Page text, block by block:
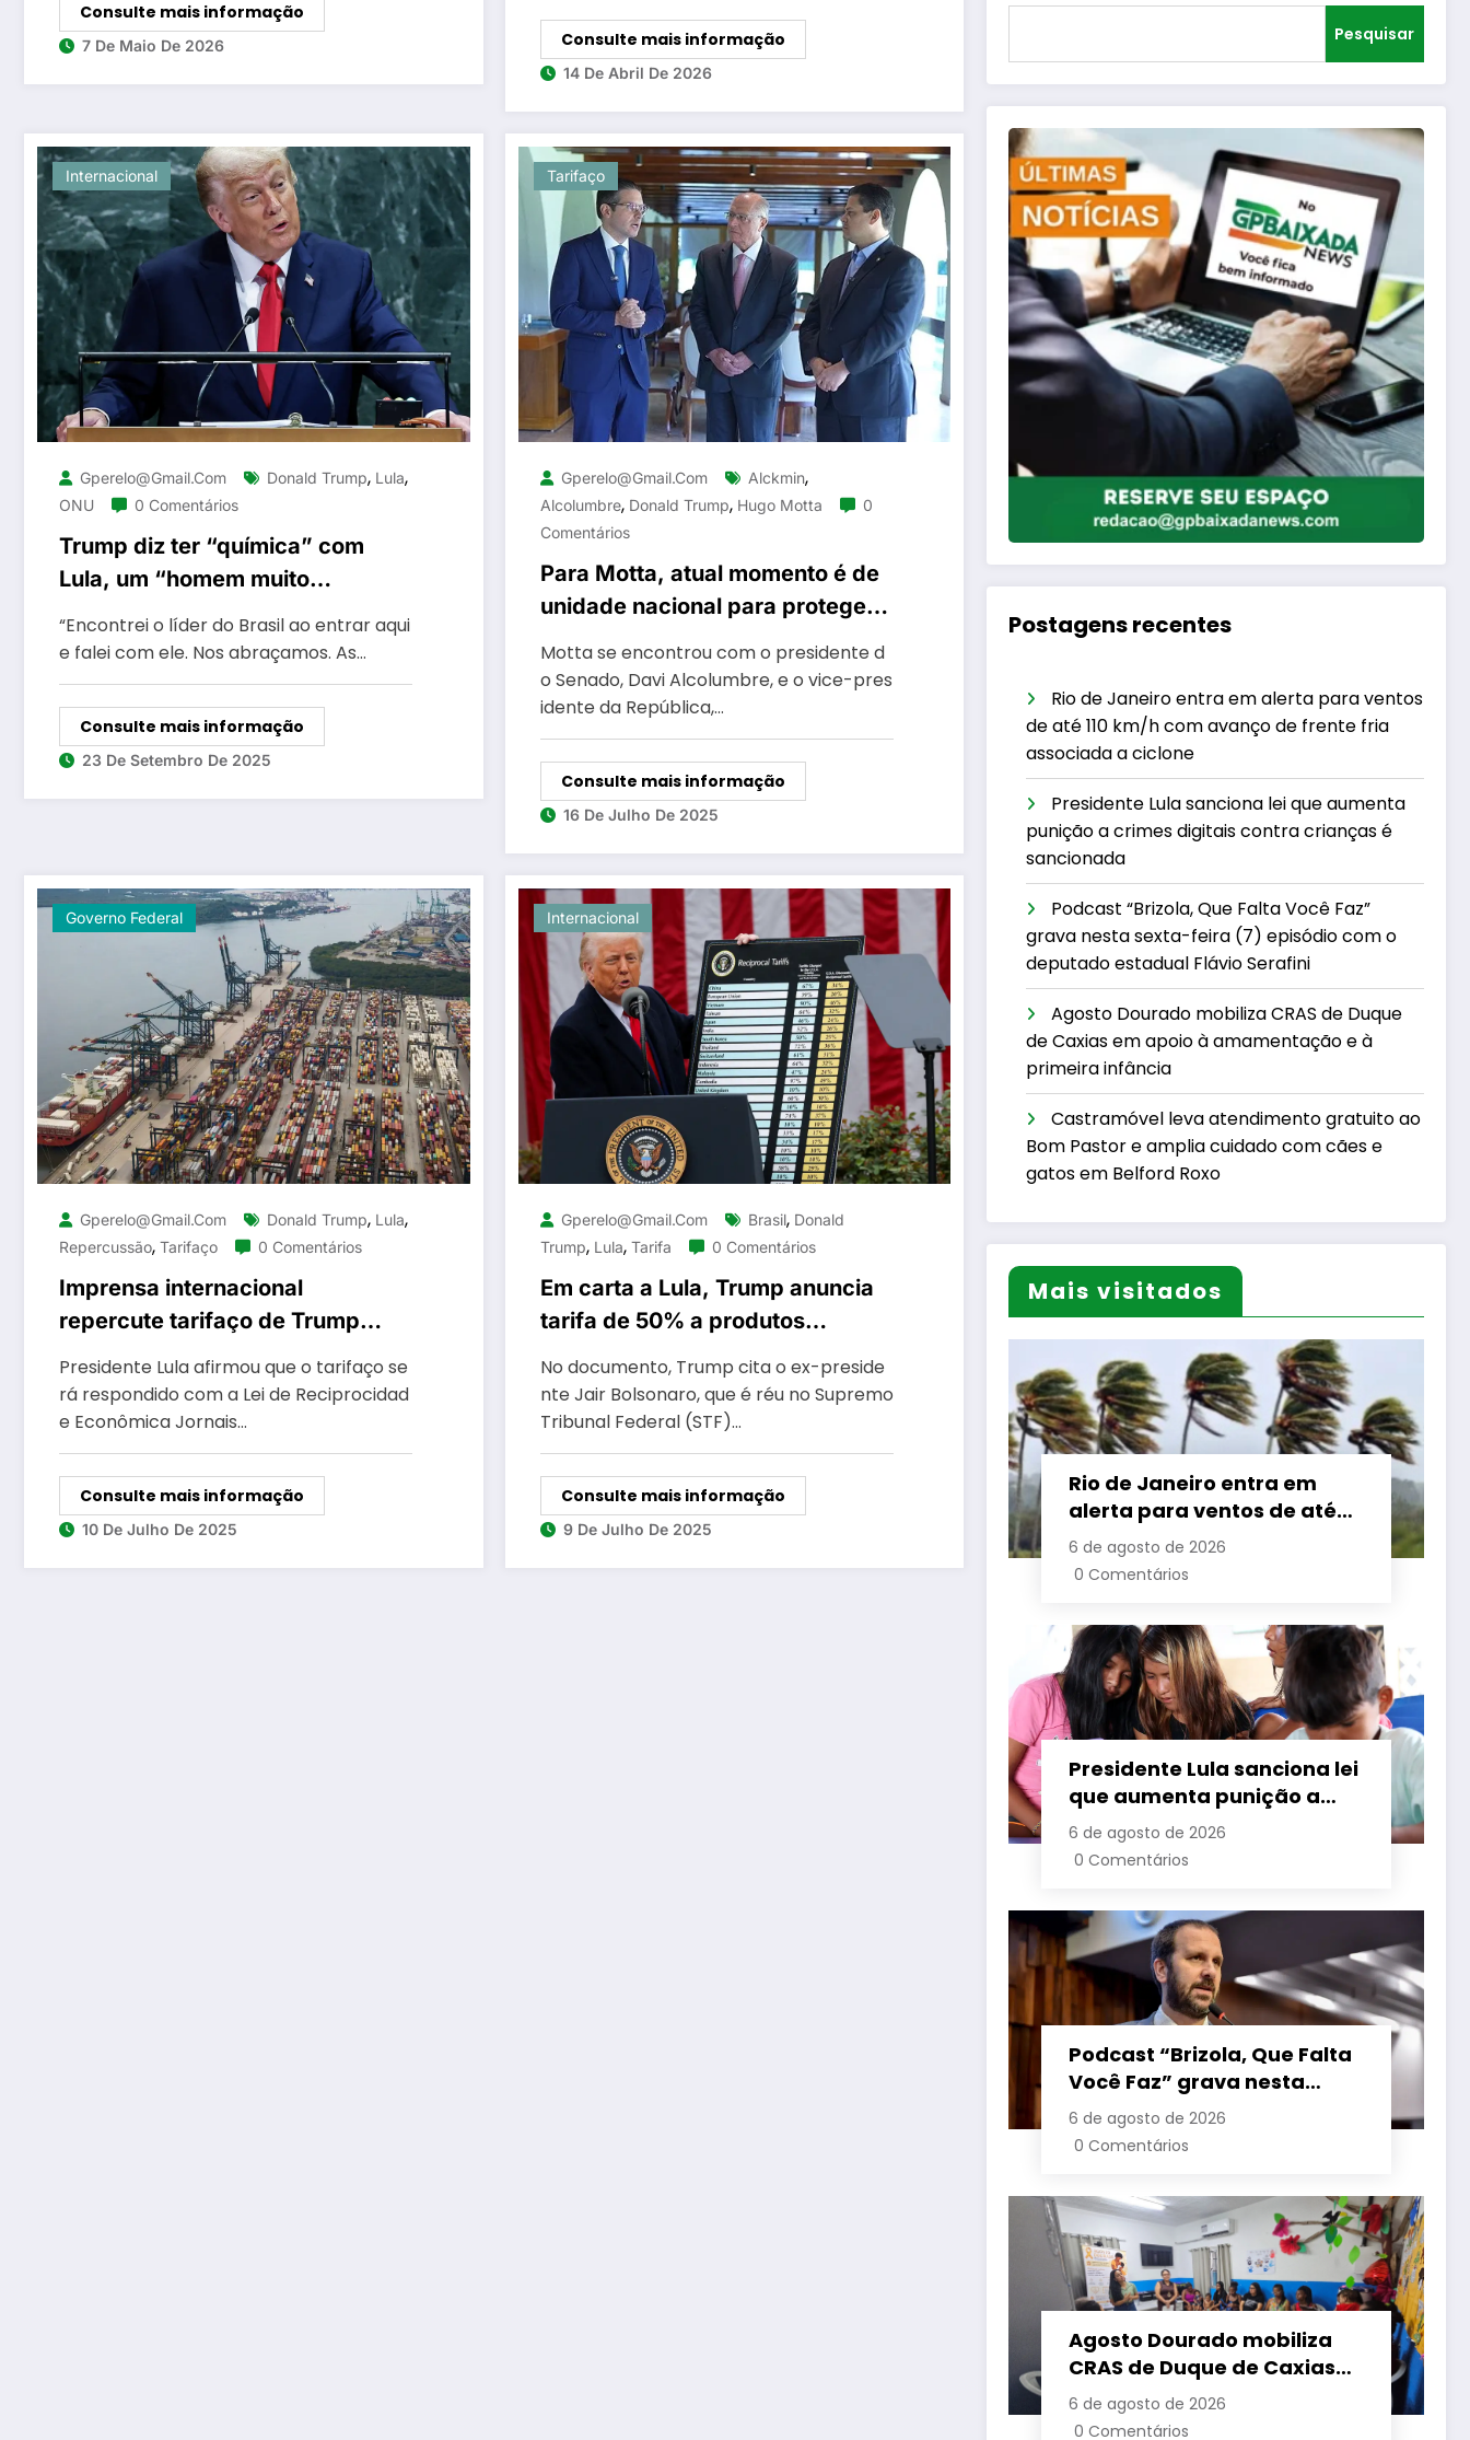
Consulte mais informação
7 De Maio De 2026 Consulte mais informação
14 De Abril De 2026
Internacional
Gperelo@gmail.com Donald Trump, Lula,
ONU 0 Comentários
Trump diz ter “química” com
Lula, um “homem muito
agradável” e anuncia encontro
bilateral para a próxima semana
“Encontrei o líder do Brasil ao entrar aqui
e falei com ele. Nos abraçamos. As…
Consulte mais informação
23 De Setembro De 2025
Tarifaço
Gperelo@gmail.com Alckmin,
Alcolumbre, Donald Trump, Hugo Motta
0
Comentários
Para Motta, atual momento é de
unidade nacional para proteger o
Motta se encontrou com o presidente d
o Senado, Davi Alcolumbre, e o vice-pres
idente da República,…
Consulte mais informação
16 De Julho De 2025
Governo Federal
Gperelo@gmail.com Donald Trump, Lula,
Repercussão, Tarifaço 0 Comentários
Imprensa internacional
repercute tarifaço de Trump
contra o Brasil
Presidente Lula afirmou que o tarifaço se
rá respondido com a Lei de Reciprocidad
e Econômica Jornais…
Consulte mais informação
10 De Julho De 2025
Internacional
Gperelo@gmail.com Brasil, Donald
Trump, Lula, Tarifa 0 Comentários
Em carta a Lula, Trump anuncia
tarifa de 50% a produtos
brasileiros
No documento, Trump cita o ex-preside
nte Jair Bolsonaro, que é réu no Supremo
Tribunal Federal (STF)…
Consulte mais informação
9 De Julho De 2025
Pesquisar
Postagens recentes
Rio de Janeiro entra em alerta para ventos
de até 110 km/h com avanço de frente fria
associada a ciclone
Presidente Lula sanciona lei que aumenta
punição a crimes digitais contra crianças é
sancionada
Podcast “Brizola, Que Falta Você Faz”
grava nesta sexta-feira (7) episódio com o
deputado estadual Flávio Serafini
Agosto Dourado mobiliza CRAS de Duque
de Caxias em apoio à amamentação e à
primeira infância
Castramóvel leva atendimento gratuito ao
Bom Pastor e amplia cuidado com cães e
gatos em Belford Roxo
Mais visitados
Rio de Janeiro entra em
alerta para ventos de até
110 km/h com avanço de
frente fria associada a
6 de agosto de 2026
0 Comentários
Presidente Lula sanciona lei
que aumenta punição a
crimes digitais contra
crianças é sancionada
6 de agosto de 2026
0 Comentários
Podcast “Brizola, Que Falta
Você Faz” grava nesta
sexta-feira (7) episódio
com o deputado estadual
6 de agosto de 2026
0 Comentários
Agosto Dourado mobiliza
CRAS de Duque de Caxias
em apoio à amamentação
e à primeira infância
6 de agosto de 2026
0 Comentários